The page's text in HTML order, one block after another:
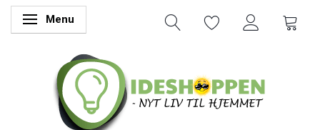
Skifte navigation
Menu